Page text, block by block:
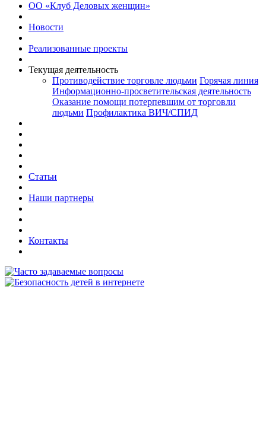
ОО «Клуб Деловых женщин»
Новости
Реализованные проекты
Текущая деятельность
Противодействие торговле людьми Горячая линия
Информационно-просветительская деятельность
Оказание помощи потерпевшим от торговли
людьми Профилактика ВИЧ/СПИД
Статьи
Наши партнеры
Контакты